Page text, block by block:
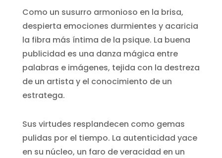
Como un susurro armonioso en la brisa,
despierta emociones durmientes y acaricia
la fibra más íntima de la psique. La buena
publicidad es una danza mágica entre
palabras e imágenes, tejida con la destreza
de un artista y el conocimiento de un
estratega.
Sus virtudes resplandecen como gemas
pulidas por el tiempo. La autenticidad yace
en su núcleo, un faro de veracidad en un